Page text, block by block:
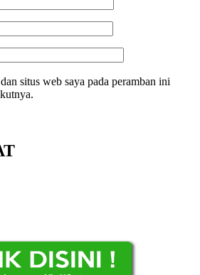
situs web saya pada peramban ini